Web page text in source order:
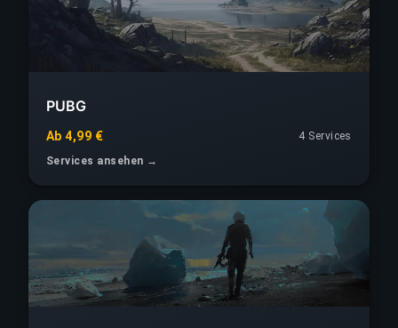
PUBG
Ab 4,99 €
4 Services
Services ansehen →